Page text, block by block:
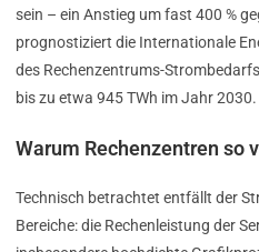
sein – ein Anstieg um fast 400 %
prognostiziert die Internationale
des Rechenzentrums-
bis zu etwa 945 TWh im Jahr 2030.
Warum Rechenzentren so
Technisch betrachtet entfällt der
Bereiche: die Rechenleistung der